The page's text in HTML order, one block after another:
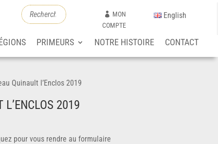
MON
COMPTE
English
PRIMEURS NOTRE HISTOIRE CONTACT
Quinault l’Enclos 2019
L’ENCLOS 2019
pour vous rendre au formulaire